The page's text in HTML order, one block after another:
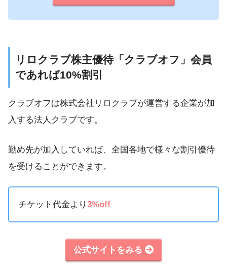
リロクラブ株主優待「クラブオフ」会員
であれば10%割引
クラブオフは株式会社リロクラブが運営する企業が加
入する法人クラブです。
勤め先が加入していれば、全国各地で様々な割引優待
を受けることができます。
チケット代金より3%off
公式サイトをみる